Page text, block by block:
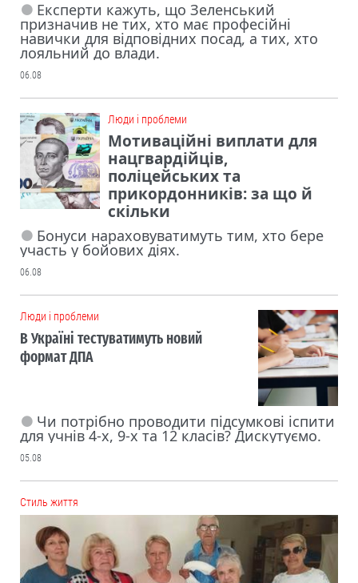
Експерти кажуть, що Зеленський
призначив не тих, хто має професійні
навички для відповідних посад, а тих, хто
лояльний до влади.
06.08
Люди і проблеми
Мотиваційні виплати для
нацгвардійців,
поліцейських та
прикордонників: за що й
скільки
Бонуси нараховуватимуть тим, хто бере
участь у бойових діях.
06.08
Люди і проблеми
В Україні тестуватимуть новий
формат ДПА
Чи потрібно проводити підсумкові іспити
для учнів 4-х, 9-х та 12 класів? Дискутуємо.
05.08
Cтиль життя